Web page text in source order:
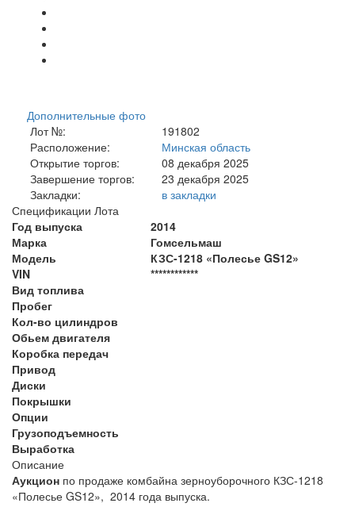
Дополнительные фото
Лот №:
191802
Расположение:
Минская область
Открытие торгов:
08 декабря 2025
Завершение торгов:
23 декабря 2025
Закладки:
в закладки
Спецификации Лота
Год выпуска
2014
Марка
Гомсельмаш
Модель
КЗС-1218 «Полесье GS12»
VIN
************
Вид топлива
Пробег
Кол-во цилиндров
Обьем двигателя
Коробка передач
Привод
Диски
Покрышки
Опции
Грузоподъемность
Выработка
Описание
Аукцион по продаже комбайна зерноуборочного КЗС-1218
«Полесье GS12», 2014 года выпуска.